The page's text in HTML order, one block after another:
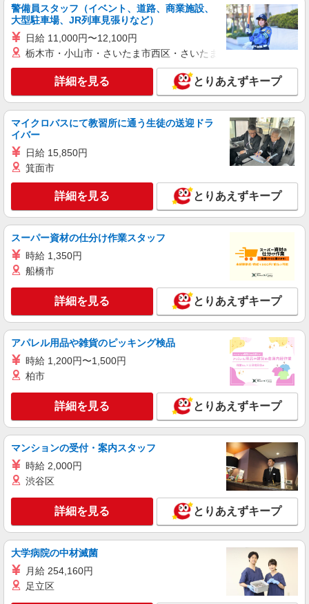
時給1,475円
兵庫県加古川市東神吉町西井ノ口284-1
キープ 詳細を見る
すき家 明幹加古川店
すき家の店舗スタッフ（接客・調理・清掃な
兵庫県加古川市尾上町安田305-1
キープ 詳細を見る
とりどーる加古川店
時給1200円〜 ☆土日祝は時給50円UP!! ☆22時
以降は時給25％UP（深夜割増有）
兵庫県加古川市加古川町平野２５０
キープ 詳細を見る
アルバイト
びっくりドンキー ジョイパーク加古川店
びっくりドンキーのキッチンスタッフ
時給1,200円 18歳未満（高校生含む）時給
1,200円 深夜（22時以降 年少者不可）時給1,500
円 ☆土日祝日手当：時給＋100円 ☆12月31日〜1
月3日まで年末年始手当有（時給アップ）
びっくりドンキー ジョイパーク加古川店 兵
詳細を見る
株式会社魚国総本社
調理師
月給23万円〜28万円 ※試用期間あり（入社日
から2ヶ月経過後の月末まで・時給1,350円）
兵庫県加古川市東神吉町砂部393 加古川市立東
警備員スタッフ（イベント、道路、商業施設、
大型駐車場、JR列車見張りなど）
日給 11,000円〜12,100円
栃木市・小山市・さいたま市西区・さいたま市岩槻区・久喜市・
詳細を見る とりあえずキープ
マイクロバスにて教習所に通う生徒の送迎ドラ
イバー
日給 15,850円
箕面市
詳細を見る とりあえずキープ
スーパー資材の仕分け作業スタッフ
時給 1,350円
船橋市
詳細を見る とりあえずキープ
アパレル用品や雑貨のピッキング検品
時給 1,200円〜1,500円
柏市
詳細を見る とりあえずキープ
マンションの受付・案内スタッフ
時給 2,000円
渋谷区
詳細を見る とりあえずキープ
大学病院の中材滅菌
月給 254,160円
足立区